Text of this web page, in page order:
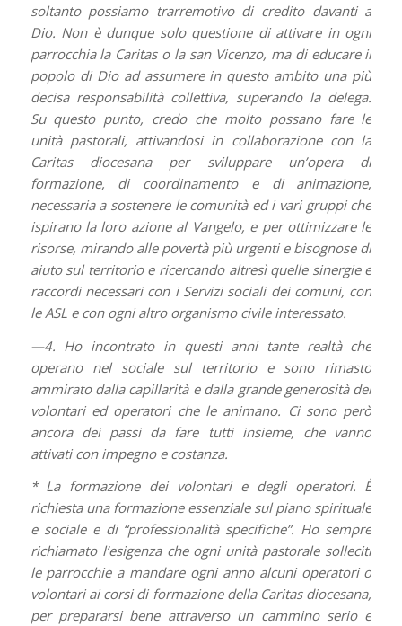
soltanto possiamo trarremotivo di credito davanti a
Dio. Non è dunque solo questione di attivare in ogni
parrocchia la Caritas o la san Vicenzo, ma di educare il
popolo di Dio ad assumere in questo ambito una più
decisa responsabilità collettiva, superando la delega.
Su questo punto, credo che molto possano fare le
unità pastorali, attivandosi in collaborazione con la
Caritas diocesana per sviluppare un’opera di
formazione, di coordinamento e di animazione,
necessaria a sostenere le comunità ed i vari gruppi che
ispirano la loro azione al Vangelo, e per ottimizzare le
risorse, mirando alle povertà più urgenti e bisognose di
aiuto sul territorio e ricercando altresì quelle sinergie e
raccordi necessari con i Servizi sociali dei comuni, con
le ASL e con ogni altro organismo civile interessato.
—4. Ho incontrato in questi anni tante realtà che
operano nel sociale sul territorio e sono rimasto
ammirato dalla capillarità e dalla grande generosità dei
volontari ed operatori che le animano. Ci sono però
ancora dei passi da fare tutti insieme, che vanno
attivati con impegno e costanza.
* La formazione dei volontari e degli operatori. È
richiesta una formazione essenziale sul piano spirituale
e sociale e di “professionalità specifiche”. Ho sempre
richiamato l’esigenza che ogni unità pastorale solleciti
le parrocchie a mandare ogni anno alcuni operatori o
volontari ai corsi di formazione della Caritas diocesana,
per prepararsi bene attraverso un cammino serio e